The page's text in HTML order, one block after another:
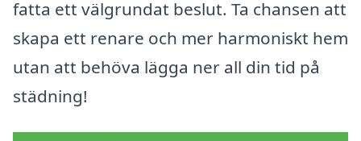
fatta ett välgrundat beslut. Ta chansen att
skapa ett renare och mer harmoniskt hem
utan att behöva lägga ner all din tid på
städning!